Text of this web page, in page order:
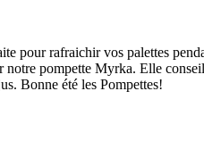
pour rafraichir vos palettes
notre pompette Myrka. Elle
Bonne été les Pompettes!